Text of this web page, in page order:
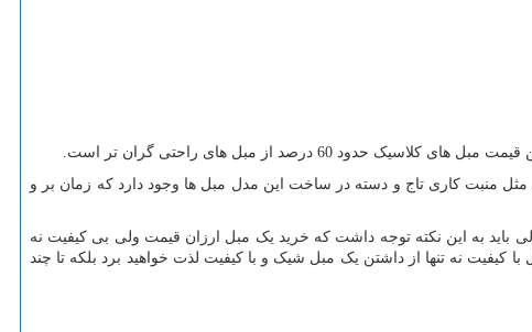
از مبل های راحتی گران تر است.
منبت کاری تاج و دسته در ساخت این مدل مبل ها وجود دارد که زمان بر و
به این نکته توجه داشت که خرید یک مبل ارزان قیمت ولی بی کیفیت نه
نه تنها از داشتن یک مبل شیک و با کیفیت لذت خواهید برد بلکه تا چند